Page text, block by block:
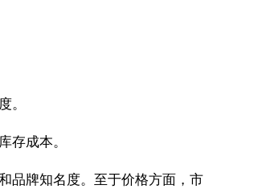
。
存成本。
品牌知名度。至于价格方面，市